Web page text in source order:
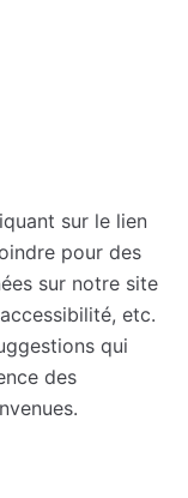
sur le lien
pour des
sur notre site
etc.
qui
des